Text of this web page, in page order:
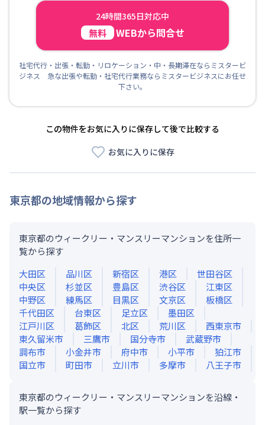
24時間365日対応中
無料 WEBから問合せ
社宅代行・出張・転勤・リロケーション・中・長期滞在ならミスタービ
ジネス 急な出張や転勤・社宅代行業務ならミスタービジネスにお任せ
下さい。
この物件をお気に入りに保存して後で比較する
お気に入りに保存
東京都の地域情報から探す
東京都のウィークリー・マンスリーマンションを住所一
覧から探す
大田区
品川区 新宿区 港区
世田谷区
中央区
杉並区 豊島区 渋谷区
江東区
中野区
練馬区 目黒区 文京区
板橋区
千代田区
台東区 足立区
墨田区
江戸川区
葛飾区 北区 荒川区
西東京市
東久留米市
三鷹市 国分寺市
武蔵野市
調布市
小金井市 府中市 小平市
狛江市
国立市
町田市 立川市 多摩市 八王子市
東京都のウィークリー・マンスリーマンションを沿線・
駅一覧から探す